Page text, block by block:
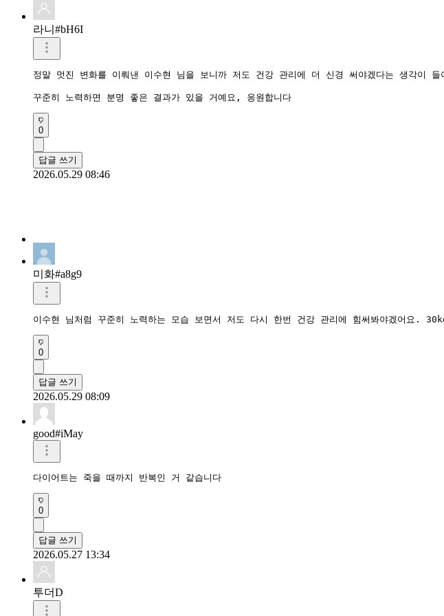
라니#bH6I
정말 멋진 변화를 이뤄낸 이수현 님을 보니까 저도 건강 관리에 더 신경 써야겠다는 생각이 들
꾸준히 노력하면 분명 좋은 결과가 있을 거예요, 응원합니다
0
답글 쓰기
2026.05.29 08:46
미화#a8g9
이수현 님처럼 꾸준히 노력하는 모습 보면서 저도 다시 한번 건강 관리에 힘써봐야겠어요.
0
답글 쓰기
2026.05.29 08:09
good#iMay
다이어트는 죽을 때까지 반복인 거 같습니다
0
답글 쓰기
2026.05.27 13:34
투더D